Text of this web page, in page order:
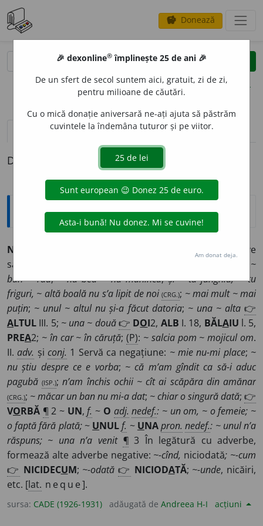
savings Donează
clear
opțiuni
definiții (1) pronunțievolume_up (50)
Definiția cu ID-ul 1363264:
Explicative DEX
N
Separă propozițiuni negative
sau diferiți termeni ai unei propozițiuni negative:
nu e ~
bun ~ rău;~ nu bea ~ nu mănîncă;și ~ tu junghiu, ~ tu
friguri, ~ altă boală nu s’a lipit de noi(CRG.); ~ mai mult ~ mai
puțin; ~ unul ~ altul nu și-a făcut datoria; ~ una ~ alta 👉
ALTUL III. 5; ~ una ~ două👉 DOI2, ALB I. 18, BĂLAIU l. 5,
PREA2; ~ în car ~ în căruță; (P): ~ salcia pom ~ mojicul om.
II.adv. șiconj. 1 Servă ca negațiune: ~ mie nu-mi place; ~
nu știu despre ce e vorba; ~ că m’am gîndit ca să-i aduc
pagubă (ISP.);n’am închis ochii ~ cît ai scăpăra din amănar
(CRG.); ~ măcar un ban nu mi-a dat; ~ chiar o singură dată; 👉
VORBĂ ¶ 2 ~ UN,f. ~ O adj. nedef.: ~ un om, ~ o femeie; ~
o faptă fără plată;~ UNUL f. ~ UNApron. nedef.: ~ unul n’a
răspuns; ~ una n’a venit ¶ 3 În legătură cu adverbe,
formează alte adverbe negative: ~-cînd, niciodată; ~-cum
👉 NICIDECUM; ~-odată 👉 NICIODATĂ; ~-unde, nicăiri,
etc. [lat. neque].
sursa: CADE (1926-1931) adăugată de Andreea H-I acțiuni
🎉 dexonline® împlinește 25 de ani 🎉
De un sfert de secol suntem aici, gratuit, zi de zi,
pentru milioane de căutări.
Cu o mică donație aniversară ne-ați ajuta să păstrăm
cuvintele la îndemâna tuturor și pe viitor.
Am donat deja.